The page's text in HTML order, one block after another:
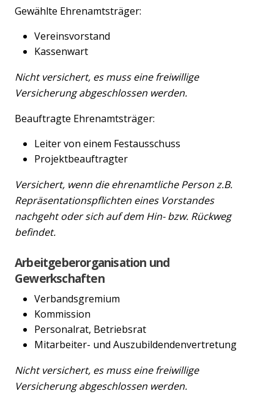
Gewählte Ehrenamtsträger:
Vereinsvorstand
Kassenwart
Nicht versichert, es muss eine freiwillige
Versicherung abgeschlossen werden.
Beauftragte Ehrenamtsträger:
Leiter von einem Festausschuss
Projektbeauftragter
Versichert, wenn die ehrenamtliche Person z.B.
Repräsentationspflichten eines Vorstandes
nachgeht oder sich auf dem Hin- bzw. Rückweg
befindet.
Arbeitgeberorganisation und
Gewerkschaften
Verbandsgremium
Kommission
Personalrat, Betriebsrat
Mitarbeiter- und Auszubildendenvertretung
Nicht versichert, es muss eine freiwillige
Versicherung abgeschlossen werden.